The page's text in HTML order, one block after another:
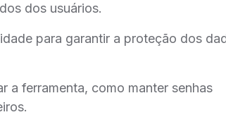
dos usuários.
para garantir a proteção dos
a ferramenta, como manter senhas